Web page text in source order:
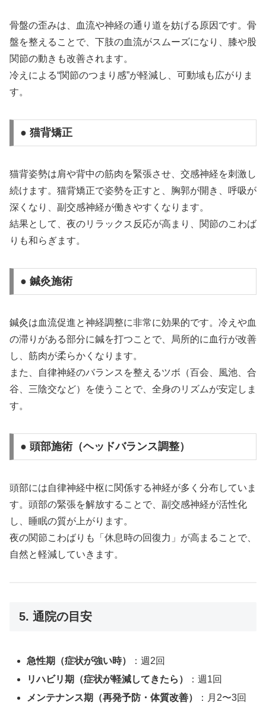
骨盤の歪みは、血流や神経の通り道を妨げる原因です。骨
盤を整えることで、下肢の血流がスムーズになり、膝や股
関節の動きも改善されます。
冷えによる“関節のつまり感”が軽減し、可動域も広がりま
す。
● 猫背矯正
猫背姿勢は肩や背中の筋肉を緊張させ、交感神経を刺激し
続けます。猫背矯正で姿勢を正すと、胸郭が開き、呼吸が
深くなり、副交感神経が働きやすくなります。
結果として、夜のリラックス反応が高まり、関節のこわば
りも和らぎます。
● 鍼灸施術
鍼灸は血流促進と神経調整に非常に効果的です。冷えや血
の滞りがある部分に鍼を打つことで、局所的に血行が改善
し、筋肉が柔らかくなります。
また、自律神経のバランスを整えるツボ（百会、風池、合
谷、三陰交など）を使うことで、全身のリズムが安定しま
す。
● 頭部施術（ヘッドバランス調整）
頭部には自律神経中枢に関係する神経が多く分布していま
す。頭部の緊張を解放することで、副交感神経が活性化
し、睡眠の質が上がります。
夜の関節こわばりも「休息時の回復力」が高まることで、
自然と軽減していきます。
5. 通院の目安
急性期（症状が強い時）
：週2回
リハビリ期（症状が軽減してきたら）
：週1回
メンテナンス期（再発予防・体質改善）
：月2〜3回